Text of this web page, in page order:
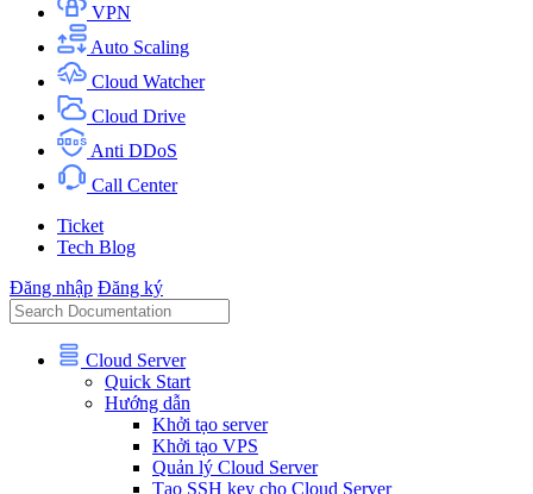
VPN
Auto Scaling
Cloud Watcher
Cloud Drive
Anti DDoS
Call Center
Ticket
Tech Blog
Đăng nhập Đăng ký
Cloud Server
Quick Start
Hướng dẫn
Khởi tạo server
Khởi tạo VPS
Quản lý Cloud Server
Tạo SSH key cho Cloud Server